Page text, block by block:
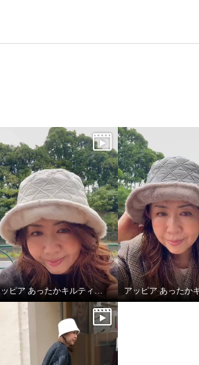
アッピア あったかキルティング あったかキルティング ハット＆マフラーセット